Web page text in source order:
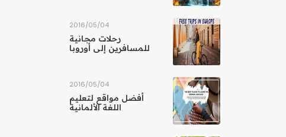
04‏/05‏/2016
رحلات مجانية
للمسافرين إلى أوروبا
04‏/05‏/2016
أفضل مواقع لتعليم
اللغة الألمانية